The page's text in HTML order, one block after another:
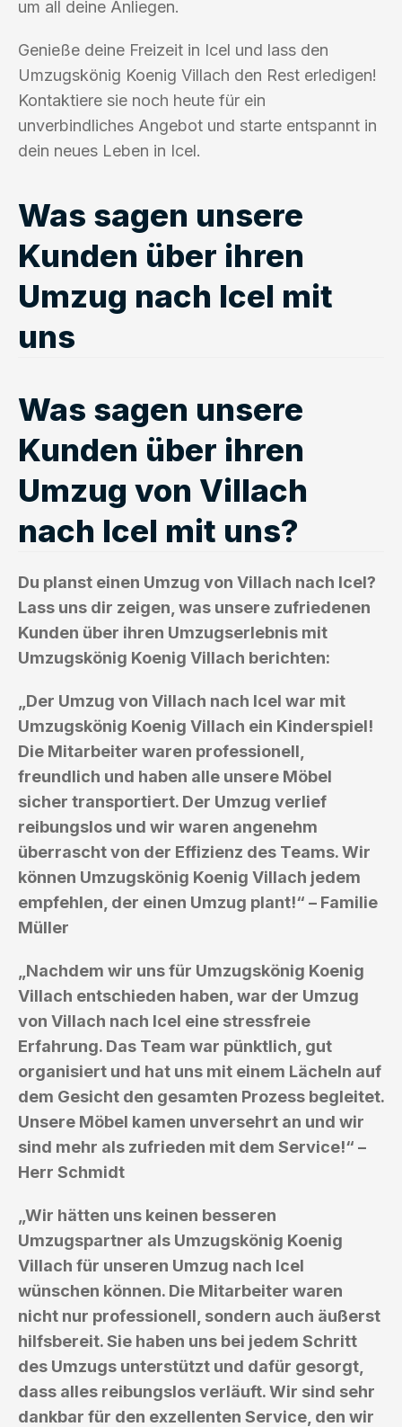
um all deine Anliegen.
Genieße deine Freizeit in Icel und lass den
Umzugskönig Koenig Villach den Rest erledigen!
Kontaktiere sie noch heute für ein
unverbindliches Angebot und starte entspannt in
dein neues Leben in Icel.
Was sagen unsere
Kunden über ihren
Umzug nach Icel mit
uns
Was sagen unsere
Kunden über ihren
Umzug von Villach
nach Icel mit uns?
Du planst einen Umzug von Villach nach Icel?
Lass uns dir zeigen, was unsere zufriedenen
Kunden über ihren Umzugserlebnis mit
Umzugskönig Koenig Villach berichten:
„Der Umzug von Villach nach Icel war mit
Umzugskönig Koenig Villach ein Kinderspiel!
Die Mitarbeiter waren professionell,
freundlich und haben alle unsere Möbel
sicher transportiert. Der Umzug verlief
reibungslos und wir waren angenehm
überrascht von der Effizienz des Teams. Wir
können Umzugskönig Koenig Villach jedem
empfehlen, der einen Umzug plant!“ – Familie
Müller
„Nachdem wir uns für Umzugskönig Koenig
Villach entschieden haben, war der Umzug
von Villach nach Icel eine stressfreie
Erfahrung. Das Team war pünktlich, gut
organisiert und hat uns mit einem Lächeln auf
dem Gesicht den gesamten Prozess begleitet.
Unsere Möbel kamen unversehrt an und wir
sind mehr als zufrieden mit dem Service!“ –
Herr Schmidt
„Wir hätten uns keinen besseren
Umzugspartner als Umzugskönig Koenig
Villach für unseren Umzug nach Icel
wünschen können. Die Mitarbeiter waren
nicht nur professionell, sondern auch äußerst
hilfsbereit. Sie haben uns bei jedem Schritt
des Umzugs unterstützt und dafür gesorgt,
dass alles reibungslos verläuft. Wir sind sehr
dankbar für den exzellenten Service, den wir